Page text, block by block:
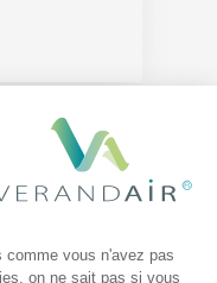
du
vous n'avez pas
on ne sait pas si vous
? L
la
: